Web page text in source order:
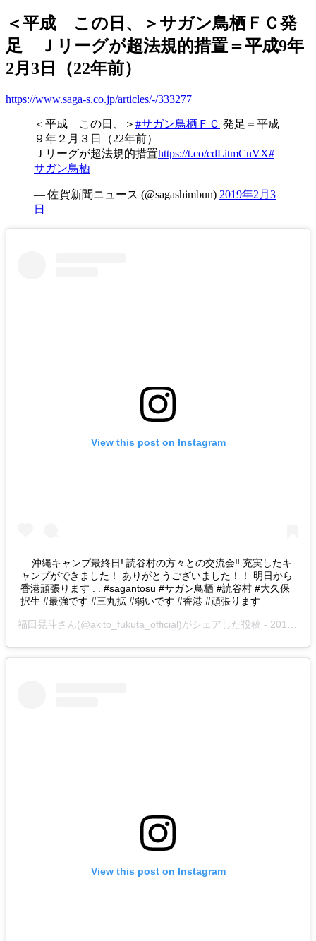
＜平成 この日、＞サガン鳥栖ＦＣ発
足 Ｊリーグが超法規的措置＝平成9年
2月3日（22年前）
https://www.saga-s.co.jp/articles/-/333277
＜平成 この日、＞ #サガン鳥栖ＦＣ 発足＝平成
９年２月３日（22年前）
Ｊリーグが超法規的措置https://t.co/cdLitmCnVX#
サガン鳥栖
— 佐賀新聞ニュース (@sagashimbun) 2019年2月3
日
View this post on Instagram
. . 沖縄キャンプ最終日! 読谷村の方々との交流会‼︎ 充実したキ
ャンプができました！ ありがとうございました！！ 明日から
香港頑張ります . . #sagantosu #サガン鳥栖 #読谷村 #大久保
択生 #最強です #三丸拡 #弱いです #香港 #頑張ります
福田晃斗さん(@akito_fukuta_official)がシェアした投稿 - 2019年 2月月2日午前4時35分PST
View this post on Instagram